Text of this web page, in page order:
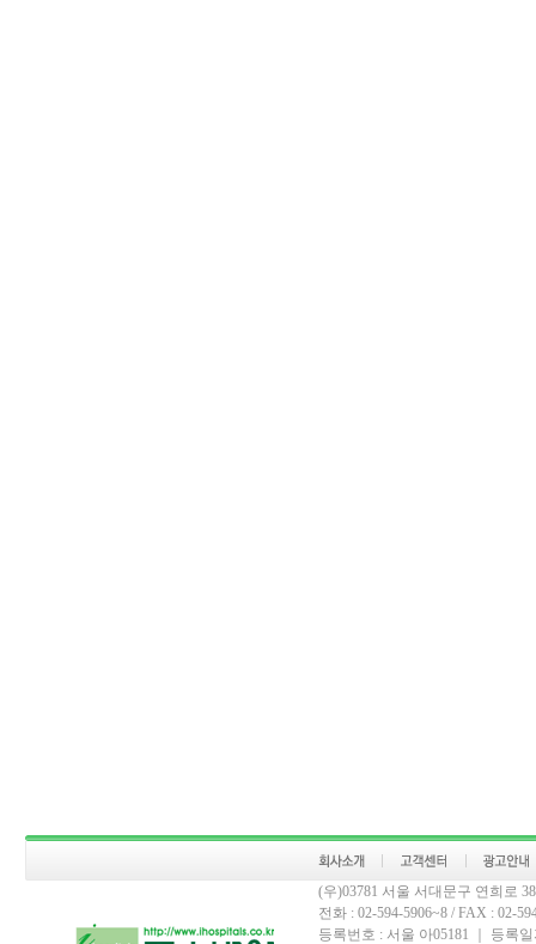
(우)03781 서울 서대문구 연희로
전화 : 02-594-5906~8 / FAX : 02-
등록번호 : 서울 아05181 ｜ 등록